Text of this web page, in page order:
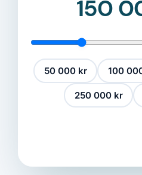
150
50 000 kr 100
250 000 kr